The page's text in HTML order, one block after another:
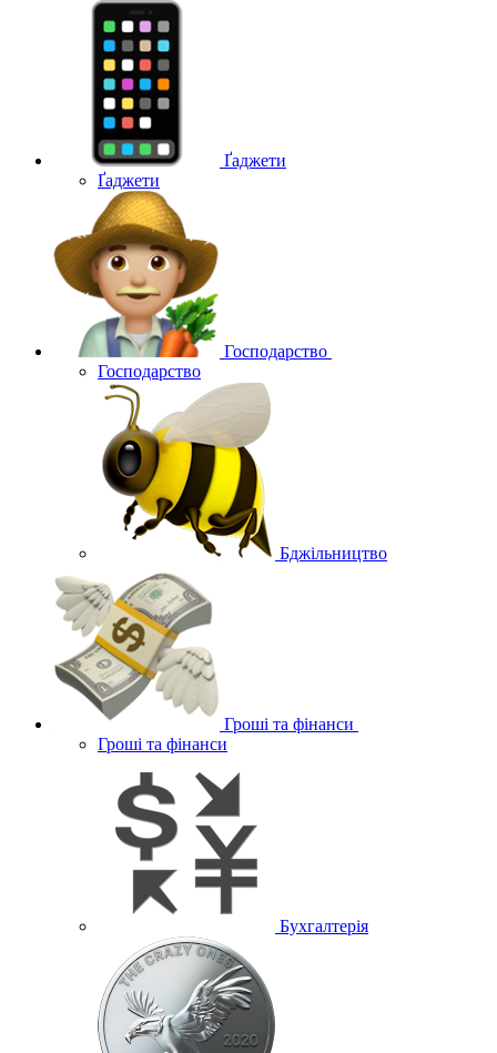
Ґаджети
Ґаджети
Господарство
Господарство
Бджільництво
Гроші та фінанси
Гроші та фінанси
Бухгалтерія